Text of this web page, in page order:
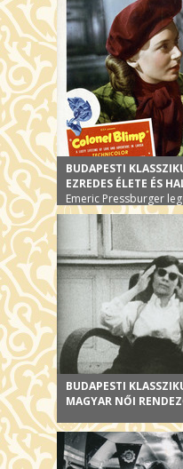
BUDAPESTI
EZREDES ÉLETE ÉS
Emeric Pressburger
BUDAPESTI
MAGYAR NŐI